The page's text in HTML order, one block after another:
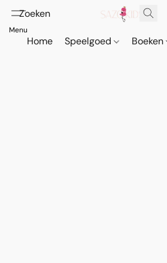
Home Speelgoed Boeken